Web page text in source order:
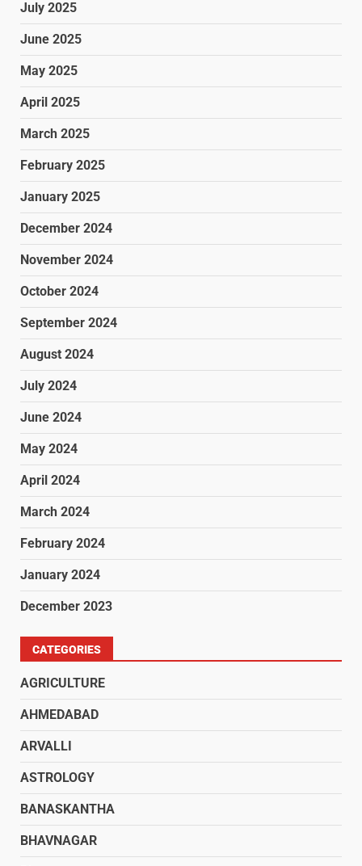
July 2025
June 2025
May 2025
April 2025
March 2025
February 2025
January 2025
December 2024
November 2024
October 2024
September 2024
August 2024
July 2024
June 2024
May 2024
April 2024
March 2024
February 2024
January 2024
December 2023
CATEGORIES
AGRICULTURE
AHMEDABAD
ARVALLI
ASTROLOGY
BANASKANTHA
BHAVNAGAR